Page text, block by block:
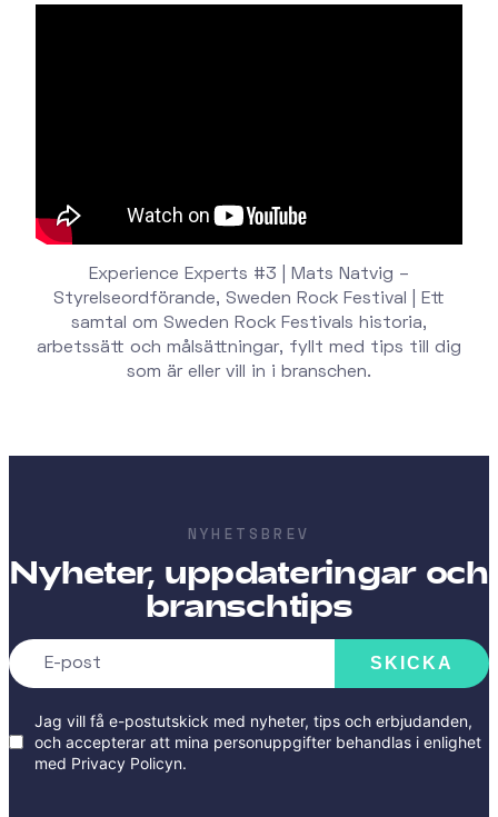
Experience Experts #3 | Mats Natvig –
Styrelseordförande, Sweden Rock Festival | Ett
samtal om Sweden Rock Festivals historia,
arbetssätt och målsättningar, fyllt med tips till dig
som är eller vill in i branschen.
NYHETSBREV
Nyheter, uppdateringar och
branschtips
SKICKA
Jag vill få e-postutskick med nyheter, tips och erbjudanden,
och accepterar att mina personuppgifter behandlas i enlighet
med Privacy Policyn.